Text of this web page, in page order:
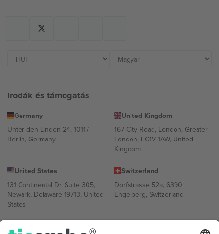
Irodák és támogatás
Germany
Unter den Linden 24, 10117
Berlin, Germany
United Kingdom
167 City Road, London, Greater
London, EC1V 1AW, United
Kingdom
United States
131 Continental Dr, Suite 305,
Newark, Delaware 19713, United
States
Switzerland
Dorfstrasse 52a, 6390
Engelberg, Switzerland
Bulgaria